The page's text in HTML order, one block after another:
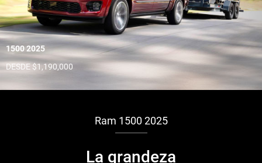
1500 2025
DESDE $1,190,000
Ram 1500 2025
La grandeza